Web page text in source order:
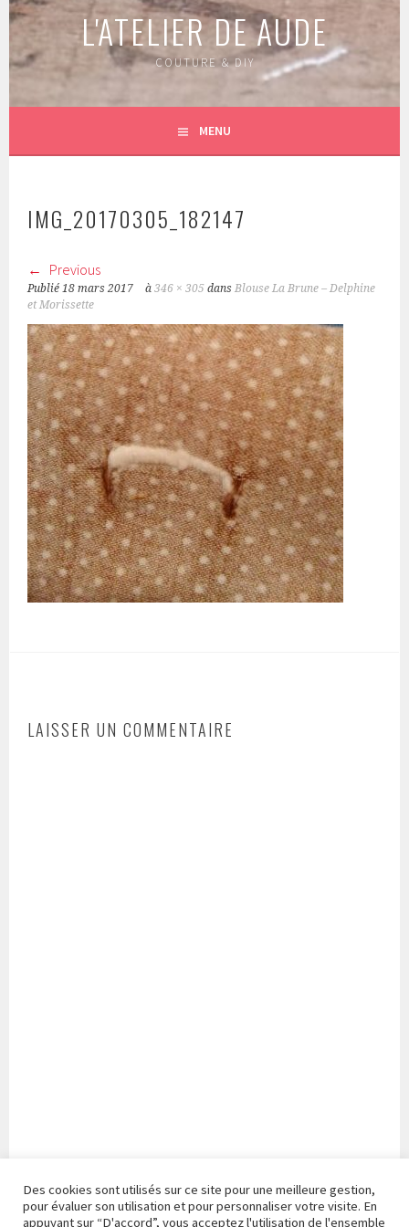
L'ATELIER DE AUDE
COUTURE & DIY
MENU
IMG_20170305_182147
Previous
Publié18 mars 2017 à346 × 305 dansBlouse La Brune – Delphine
et Morissette
LAISSER UN COMMENTAIRE
Des cookies sont utilisés sur ce site pour une meilleure gestion,
pour évaluer son utilisation et pour personnaliser votre visite. En
appuyant sur “D'accord”, vous acceptez l'utilisation de l'ensemble